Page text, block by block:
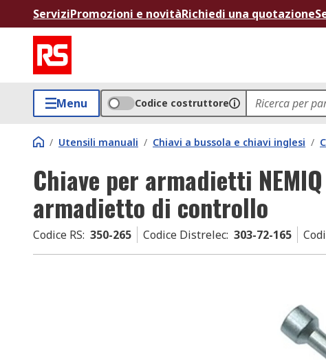
ServiziPromozioni e novitàRichiedi una quotazione
Menu Codice costruttore
/ Utensili manuali / Chiavi a bussola e chiavi inglesi /
Chiave per armadietti
armadietto di controllo
Codice RS: 350-265 Codice Distrelec: 303-72-165